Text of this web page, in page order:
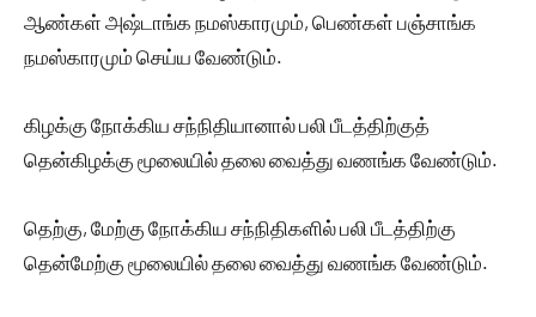
ஆண்கள் அஷ்டாங்க நமஸ்காரமும், பெண்கள் பஞ்சாங்க
நமஸ்காரமும் செய்ய வேண்டும்.
கிழக்கு நோக்கிய சந்நிதியானால் பலி பீடத்திற்குத்
தென்கிழக்கு மூலையில் தலை வைத்து வணங்க வேண்டும்.
தெற்கு, மேற்கு நோக்கிய சந்நிதிகளில் பலி பீடத்திற்கு
தென்மேற்கு மூலையில் தலை வைத்து வணங்க வேண்டும்.